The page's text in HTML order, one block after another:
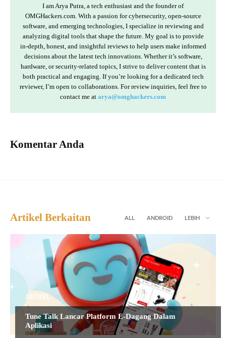
I am Arya Putra, a tech enthusiast and the founder of
OMGHackers.com. With a passion for cybersecurity, open-source
software, and emerging technologies, I specialize in reviewing and
analyzing digital tools that shape the future. My goal is to provide
in-depth, honest, and insightful reviews to help users make informed
decisions about the latest tech innovations. Whether it’s software,
hardware, or security-related topics, I strive to deliver content that is
both practical and engaging. If you’re looking for a dedicated tech
reviewer, I’m open to collaborations. For review inquiries, feel free to
contact me at arya@omghackers.com
Komentar Anda
Artikel Berkaitan ALL ANDROID LEBIH
ARTIKEL
Tune Talk Lancar Platform E-Dagang Dalam
Aplikasi